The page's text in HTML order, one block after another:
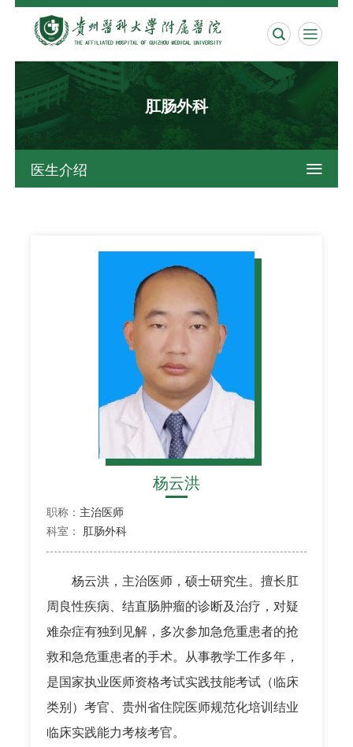
 
肛肠外科
医生介绍 
杨云洪
职称： 主治医师
科室： 肛肠外科
杨云洪，主治医师，硕士研究生。擅长肛
周良性疾病、结直肠肿瘤的诊断及治疗，对疑
难杂症有独到见解，多次参加急危重患者的抢
救和急危重患者的手术。从事教学工作多年，
是国家执业医师资格考试实践技能考试（临床
类别）考官、贵州省住院医师规范化培训结业
临床实践能力考核考官。